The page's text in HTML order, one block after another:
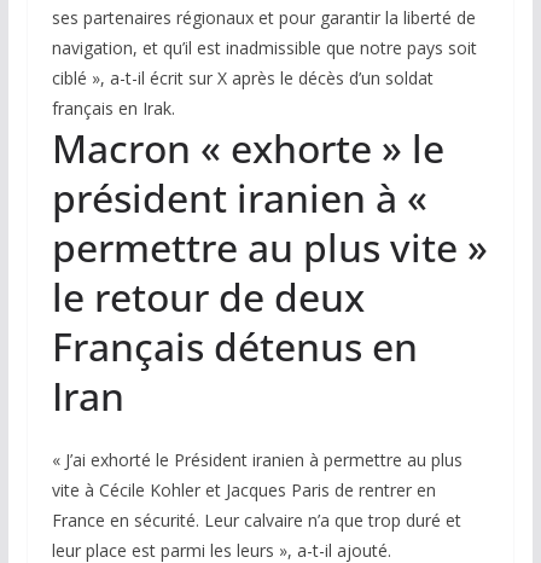
ses partenaires régionaux et pour garantir la liberté de
navigation, et qu’il est inadmissible que notre pays soit
ciblé », a-t-il écrit sur X après le décès d’un soldat
français en Irak.
Macron « exhorte » le
président iranien à «
permettre au plus vite »
le retour de deux
Français détenus en
Iran
« J’ai exhorté le Président iranien à permettre au plus
vite à Cécile Kohler et Jacques Paris de rentrer en
France en sécurité. Leur calvaire n’a que trop duré et
leur place est parmi les leurs », a-t-il ajouté.